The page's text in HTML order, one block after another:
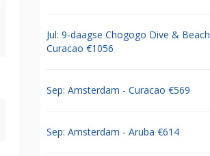
Jul: 9-daagse Chogogo Dive & Beach
Curacao €1056
Sep: Amsterdam - Curacao €569
Sep: Amsterdam - Aruba €614